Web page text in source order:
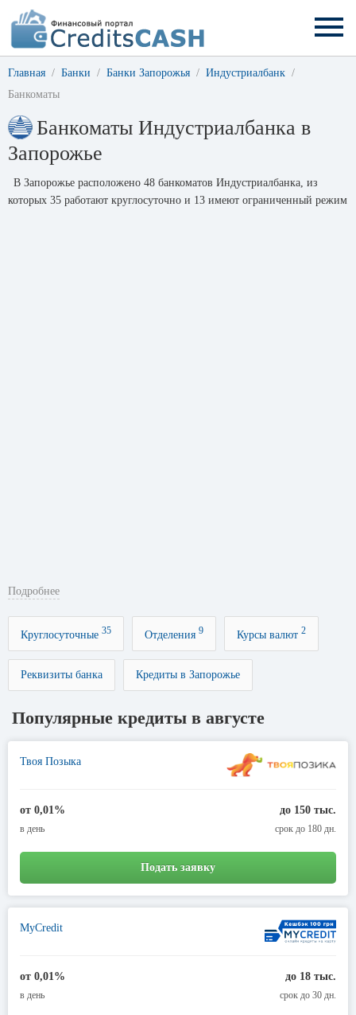
Главная Банки Банки Запорожья
Индустриалбанк
Банкоматы
Банкоматы Индустриалбанка в
Запорожье
В Запорожье расположено 48 банкоматов Индустриалбанка, из
которых 35 работают круглосуточно и 13 имеют ограниченный режим
Подробнее
Круглосуточные 35 Отделения 9 Курсы валют 2
Реквизиты банка Кредиты в Запорожье
Популярные кредиты в августе
Твоя Позыка
от 0,01%
в день
до 150 тыс.
срок до 180 дн.
Подать заявку
MyCredit
от 0,01%
в день
до 18 тыс.
срок до 30 дн.